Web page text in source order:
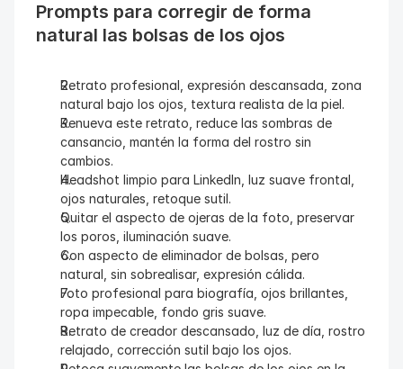
Prompts para corregir de forma
natural las bolsas de los ojos
Retrato profesional, expresión descansada, zona
natural bajo los ojos, textura realista de la piel.
Renueva este retrato, reduce las sombras de
cansancio, mantén la forma del rostro sin
cambios.
Headshot limpio para LinkedIn, luz suave frontal,
ojos naturales, retoque sutil.
Quitar el aspecto de ojeras de la foto, preservar
los poros, iluminación suave.
Con aspecto de eliminador de bolsas, pero
natural, sin sobrealisar, expresión cálida.
Foto profesional para biografía, ojos brillantes,
ropa impecable, fondo gris suave.
Retrato de creador descansado, luz de día, rostro
relajado, corrección sutil bajo los ojos.